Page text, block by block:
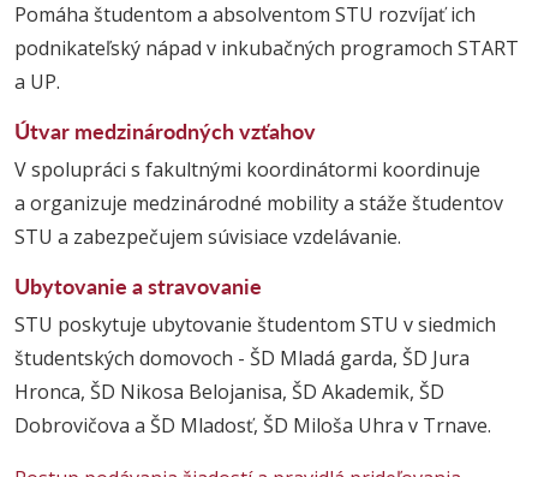
Pomáha študentom a absolventom STU rozvíjať ich
podnikateľský nápad v inkubačných programoch START
a UP.
Útvar medzinárodných vzťahov
V spolupráci s fakultnými koordinátormi koordinuje
a organizuje medzinárodné mobility a stáže študentov
STU a zabezpečujem súvisiace vzdelávanie.
Ubytovanie a stravovanie
STU poskytuje ubytovanie študentom STU v siedmich
študentských domovoch - ŠD Mladá garda, ŠD Jura
Hronca, ŠD Nikosa Belojanisa, ŠD Akademik, ŠD
Dobrovičova a ŠD Mladosť, ŠD Miloša Uhra v Trnave.